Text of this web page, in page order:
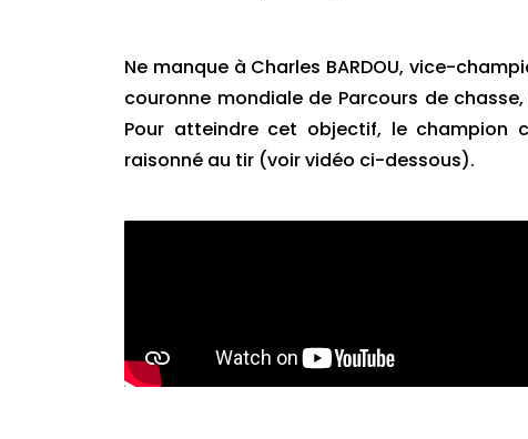
Ne manque à Charles BARDOU, vice-
couronne mondiale de Parcours de
Pour atteindre cet objectif, le champion
raisonné au tir (voir vidéo ci-dessous).